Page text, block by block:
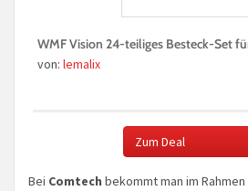
WMF Vision 24-teiliges Besteck-Set
von: lemalix
Zum Deal
Bei Comtech bekommt man im